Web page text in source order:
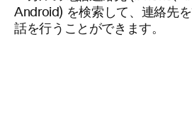
Android) を検索して、連絡先
話を行うことができます。